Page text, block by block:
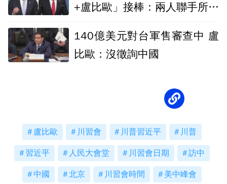
+盧比歐」接棒：兩人聯手所向
140億美元對台軍售審查中 盧
比歐：沒徵詢中國
盧比歐 川習會 川普習近平 川普
習近平 人民大會堂 川習會日期 訪中
中國 北京 川習會時間 美中峰會